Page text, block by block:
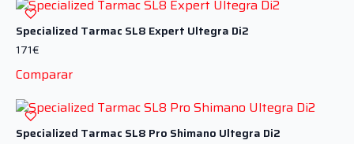
Specialized Tarmac SL8 Expert Ultegra Di2
171€
Comparar
Specialized Tarmac SL8 Pro Shimano Ultegra Di2